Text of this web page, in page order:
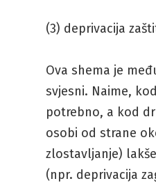
(3) deprivacija
Ova shema je
svjesni. Naime,
potrebno, a kod
osobi od strane
zlostavljanje)
(npr. deprivacija